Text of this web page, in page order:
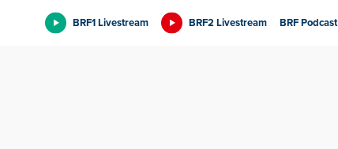
BRF1 Livestream BRF2 Livestream BRF Podcast